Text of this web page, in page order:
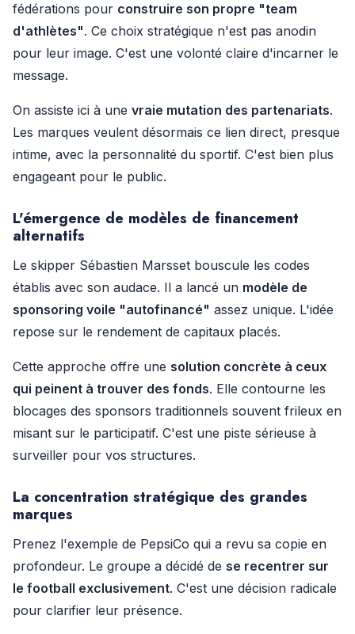
fédérations pour construire son propre "team
d'athlètes". Ce choix stratégique n'est pas anodin
pour leur image. C'est une volonté claire d'incarner le
message.
On assiste ici à une vraie mutation des partenariats.
Les marques veulent désormais ce lien direct, presque
intime, avec la personnalité du sportif. C'est bien plus
engageant pour le public.
L'émergence de modèles de financement
alternatifs
Le skipper Sébastien Marsset bouscule les codes
établis avec son audace. Il a lancé un modèle de
sponsoring voile "autofinancé" assez unique. L'idée
repose sur le rendement de capitaux placés.
Cette approche offre une solution concrète à ceux
qui peinent à trouver des fonds. Elle contourne les
blocages des sponsors traditionnels souvent frileux en
misant sur le participatif. C'est une piste sérieuse à
surveiller pour vos structures.
La concentration stratégique des grandes
marques
Prenez l'exemple de PepsiCo qui a revu sa copie en
profondeur. Le groupe a décidé de se recentrer sur
le football exclusivement. C'est une décision radicale
pour clarifier leur présence.